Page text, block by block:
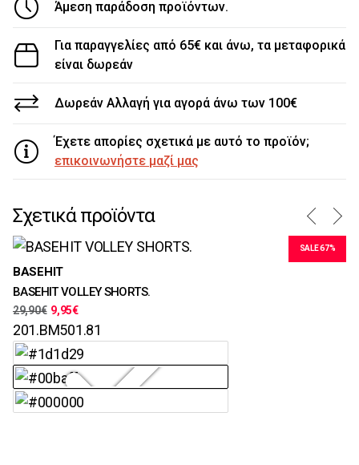
Άμεση παράδοση προϊόντων.
Για παραγγελίες από 65€ και άνω, τα μεταφορικά
είναι δωρεάν
Δωρεάν Αλλαγή για αγορά άνω των 100€
Έχετε απορίες σχετικά με αυτό το προϊόν;
επικοινωνήστε μαζί μας
Σχετικά προϊόντα
SALE 67%
Μεγέθη
Χρώματα
BASEHIT
BASEHIT VOLLEY SHORTS.
29,90€ 9,95€
201.BM501.81